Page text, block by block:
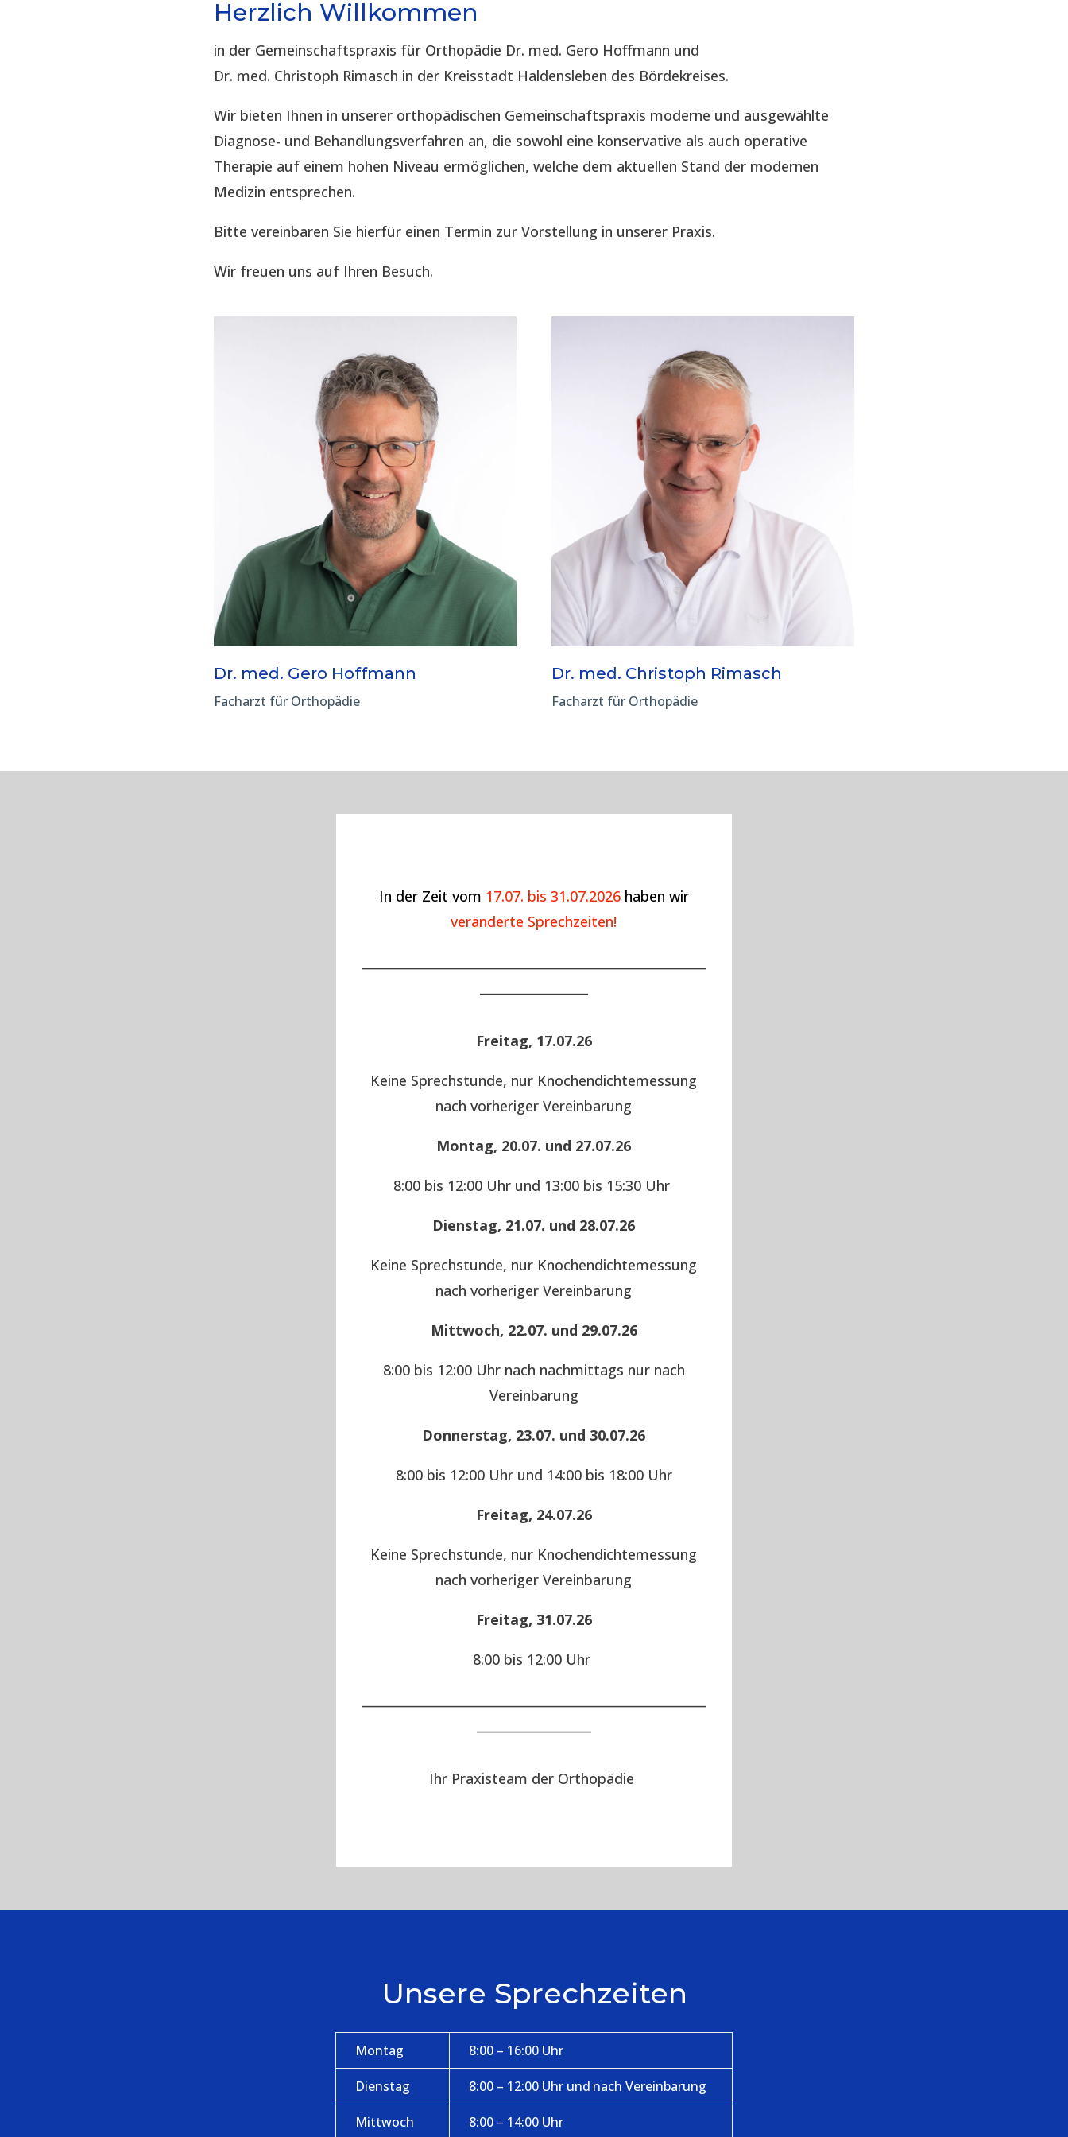
Herzlich Willkommen
in der Gemeinschaftspraxis für Orthopädie Dr. med. Gero Hoffmann und
Dr. med. Christoph Rimasch in der Kreisstadt Haldensleben des Bördekreises.
Wir bieten Ihnen in unserer orthopädischen Gemeinschaftspraxis moderne und ausgewählte
Diagnose- und Behandlungsverfahren an, die sowohl eine konservative als auch operative
Therapie auf einem hohen Niveau ermöglichen, welche dem aktuellen Stand der modernen
Medizin entsprechen.
Bitte vereinbaren Sie hierfür einen Termin zur Vorstellung in unserer Praxis.
Wir freuen uns auf Ihren Besuch.
Dr. med. Gero Hoffmann
Facharzt für Orthopädie
Dr. med. Christoph Rimasch
Facharzt für Orthopädie
In der Zeit vom 17.07. bis 31.07.2026 haben wir
veränderte Sprechzeiten!
Freitag, 17.07.26
Keine Sprechstunde, nur Knochendichtemessung
nach vorheriger Vereinbarung
Montag, 20.07. und 27.07.26
8:00 bis 12:00 Uhr und 13:00 bis 15:30 Uhr
Dienstag, 21.07. und 28.07.26
Keine Sprechstunde, nur Knochendichtemessung
nach vorheriger Vereinbarung
Mittwoch, 22.07. und 29.07.26
8:00 bis 12:00 Uhr nach nachmittags nur nach
Vereinbarung
Donnerstag, 23.07. und 30.07.26
8:00 bis 12:00 Uhr und 14:00 bis 18:00 Uhr
Freitag, 24.07.26
Keine Sprechstunde, nur Knochendichtemessung
nach vorheriger Vereinbarung
Freitag, 31.07.26
8:00 bis 12:00 Uhr
Ihr Praxisteam der Orthopädie
Unsere Sprechzeiten
Montag 8:00 – 16:00 Uhr
Dienstag 8:00 – 12:00 Uhr und nach Vereinbarung
Mittwoch 8:00 – 14:00 Uhr